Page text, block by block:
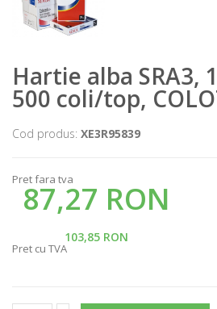
Hartie alba SRA3,
500 coli/top,
Cod produs: XE3R95839
Pret fara tva
87,27 RON
103,85 RON
Pret cu TVA